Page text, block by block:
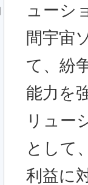
ューシ
間宇宙
て、紛
能力を
リュー
として
利益に